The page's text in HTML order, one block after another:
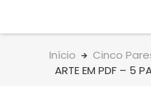
Início Cinco
ARTE EM PDF – 5